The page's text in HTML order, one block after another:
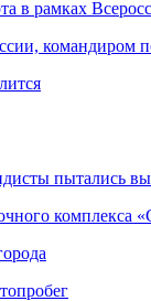
в рамках
пытались
комплекса